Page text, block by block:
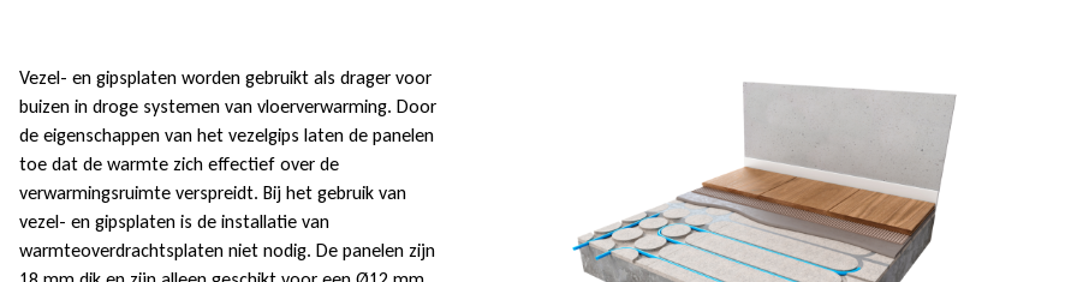
Vezel- en gipsplaten worden gebruikt als drager voor
buizen in droge systemen van vloerverwarming. Door
de eigenschappen van het vezelgips laten de panelen
toe dat de warmte zich effectief over de
verwarmingsruimte verspreidt. Bij het gebruik van
vezel- en gipsplaten is de installatie van
warmteoverdrachtsplaten niet nodig. De panelen zijn